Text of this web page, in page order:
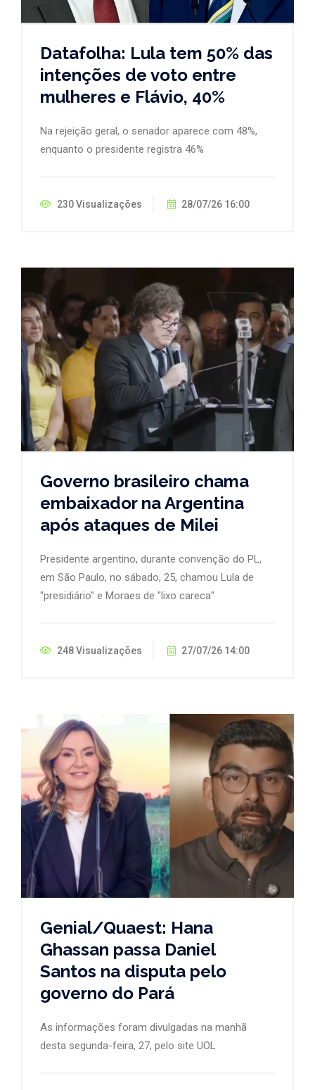
Datafolha: Lula tem 50% das
intenções de voto entre
mulheres e Flávio, 40%
Na rejeição geral, o senador aparece com 48%,
enquanto o presidente registra 46%
230 Visualizações 28/07/26 16:00
Governo brasileiro chama
embaixador na Argentina
após ataques de Milei
Presidente argentino, durante convenção do PL,
em São Paulo, no sábado, 25, chamou Lula de
"presidiário" e Moraes de "lixo careca"
248 Visualizações 27/07/26 14:00
Genial/Quaest: Hana
Ghassan passa Daniel
Santos na disputa pelo
governo do Pará
As informações foram divulgadas na manhã
desta segunda-feira, 27, pelo site UOL